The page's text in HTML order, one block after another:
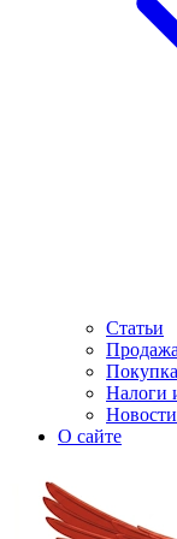
Статьи
Налоги
О сайте